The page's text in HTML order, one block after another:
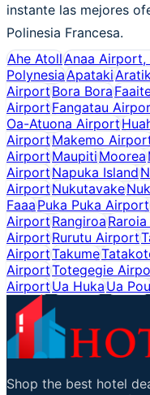
instante las mejores
Polinesia Francesa.
Ahe AtollAnaa Airport,
PolynesiaApataki
AirportBora Bora
AirportFangatau
Oa-Atuona Airport
AirportMakemo
AirportMaupitiMoorea
AirportNapuka Island
AirportNukutavake
FaaaPuka Puka Airport
AirportRangiroa
AirportRurutu Airport
AirportTakume
AirportTotegegie
AirportUa HukaUa Pou
Shop the best hotel